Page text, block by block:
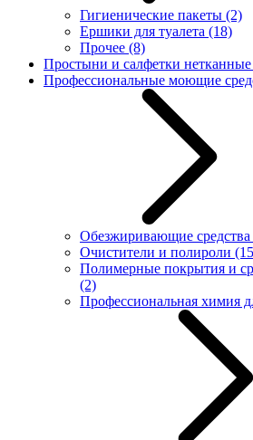
Гигиенические пакеты (2)
Ершики для туалета (18)
Прочее (8)
Простыни и салфетки нетканные
Профессиональные моющие
Обезжиривающие средства
Очистители и полироли
Полимерные покрытия и
(2)
Профессиональная химия